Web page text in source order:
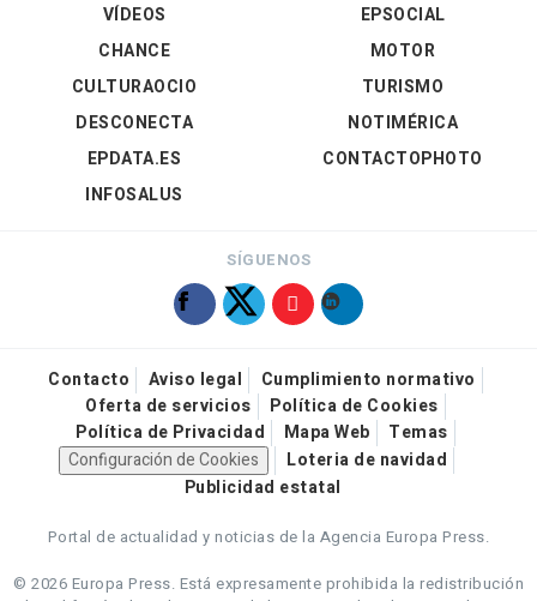
VÍDEOS
EPSOCIAL
CHANCE
CULTURAOCIO
DESCONECTA
EPDATA.ES
INFOSALUS
MOTOR
TURISMO
NOTIMÉRICA
CONTACTOPHOTO
SÍGUENOS
Contacto Aviso legal
Cumplimiento normativo
Oferta de servicios
Política de Cookies
Política de Privacidad
Mapa Web
Temas
Configuración de Cookies
Loteria de navidad
Publicidad estatal
Portal de actualidad y noticias de la Agencia Europa Press.
© 2026 Europa Press. Está expresamente prohibida la redistribución